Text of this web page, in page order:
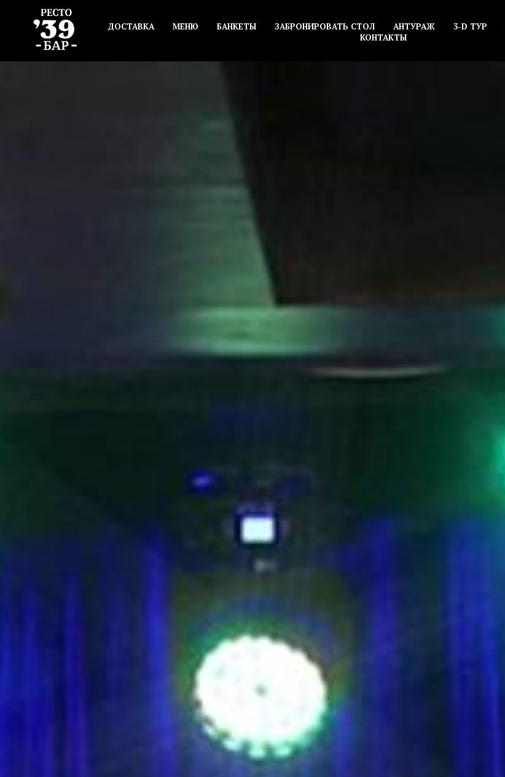
ДОСТАВКА МЕНЮ БАНКЕТЫ ЗАБРОНИРОВАТЬ СТОЛ АНТУРАЖ 3-D ТУР
КОНТАКТЫ